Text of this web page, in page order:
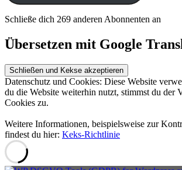
Schließe dich 269 anderen Abonnenten an
Übersetzen mit Google
Datenschutz und Cookies: Diese Website
du die Website weiterhin nutzt, stimmst du der
Cookies zu.
Weitere Informationen, beispielsweise zur
findest du hier: Keks-Richtlinie